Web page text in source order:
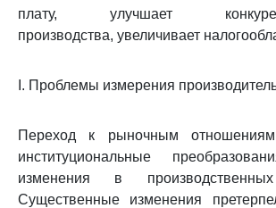
плату, улучшает
производства, увеличивает
I. Проблемы измерения
Переход к рыночным
институциональные
изменения в
Существенные изменения